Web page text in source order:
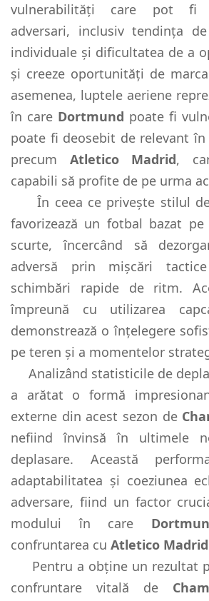
vulnerabilități care pot fi
adversari, inclusiv tendința
individuale și dificultatea de a
și creeze oportunități de
asemenea, luptele aeriene
în care Dortmund poate fi
poate fi deosebit de relevant
precum Atletico Madrid,
capabili să profite de pe urma
În ceea ce privește stilul
favorizează un fotbal bazat
scurte, încercând să
adversă prin mișcări
schimbări rapide de ritm.
împreună cu utilizarea
demonstrează o înțelegere
pe teren și a momentelor
Analizând statisticile de
a arătat o formă
externe din acest sezon de
nefiind învinsă în ultimele
deplasare. Această
adaptabilitatea și coeziunea
adversare, fiind un factor
modului în care
confruntarea cu Atletico Madrid
Pentru a obține un rezultat
confruntare vitală de